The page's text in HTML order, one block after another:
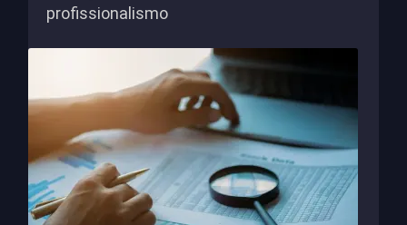
profissionalismo